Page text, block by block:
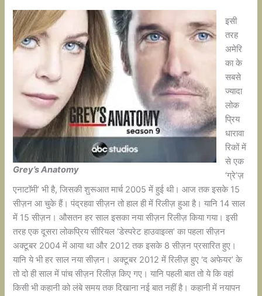
Grey’s Anatomy
इसी
तरह
अमेरि
का के
सबसे
ज्यादा
लोक
प्रिय
धारावा
रिकों में
से एक
‘ग्रे’ज़
एनाटॉमी’ भी है, जिसकी शुरूआत मार्च 2005 में हुई थी। आज तक इसके 15
सीज़न आ चुके हैं। पंद्रहवा सीज़न तो हाल ही में रिलीज़ हुआ है। यानि 14 साल
में 15 सीज़न। औसतन हर साल इसका नया सीज़न रिलीज़ किया गया। इसी
तरह एक दूसरा लोकप्रिय सीरियल ‘डेस्परेट हाउवाइव्स’ का पहला सीज़न
अक्टूबर 2004 में आया था और 2012 तक इसके 8 सीज़न प्रसारित हुए।
यानि ये भी हर साल नया सीज़न। अक्टूबर 2012 में रिलीज़ हुए ‘द अफेयर’ के
तो दो ही साल में पांच सीज़न रिलीज़ किए गए। यानि पहली बात तो ये कि वहां
किसी भी कहानी को लंबे समय तक दिखाना नई बात नहीं है। कहानी में नयापन